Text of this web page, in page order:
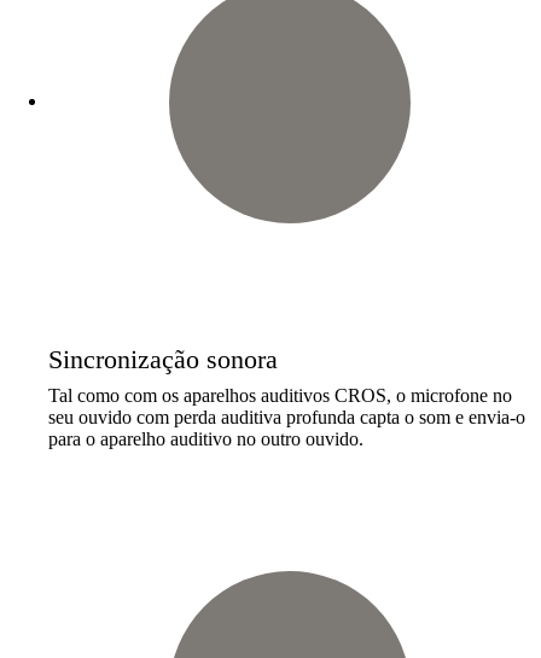
Sincronização sonora
Tal como com os aparelhos auditivos CROS, o microfone no
seu ouvido com perda auditiva profunda capta o som e envia-o
para o aparelho auditivo no outro ouvido.